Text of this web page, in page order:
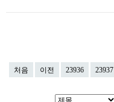
처음 이전 23936 23937